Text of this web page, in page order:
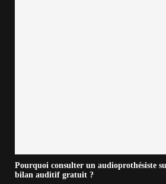
Pourquoi consulter un audioprothésiste
bilan auditif gratuit ?